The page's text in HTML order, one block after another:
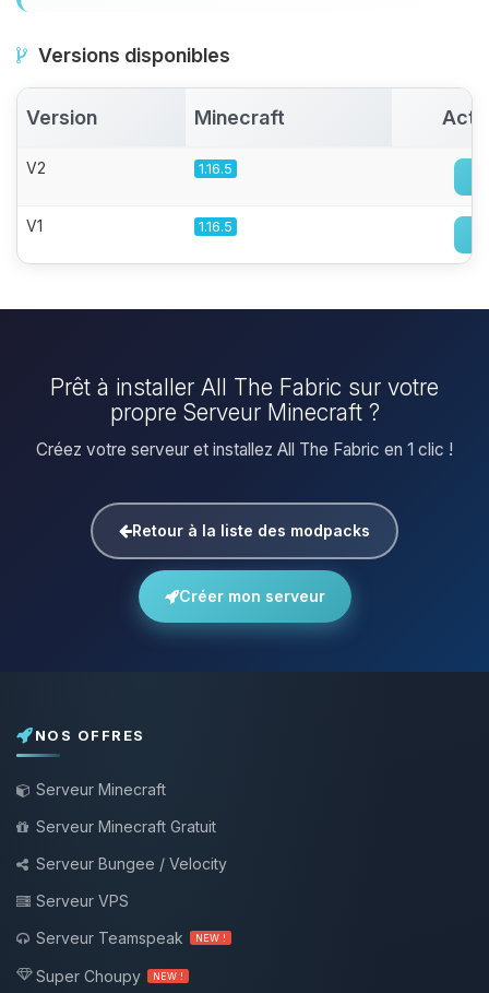
Versions disponibles
Version Minecraft
V2 1.16.5
V1 1.16.5
Prêt à installer All The Fabric sur votre
propre Serveur Minecraft ?
Créez votre serveur et installez All The Fabric en 1 clic !
Retour à la liste des modpacks
Créer mon serveur
NOS OFFRES
Serveur Minecraft
Serveur Minecraft Gratuit
Serveur Bungee / Velocity
Serveur VPS
Serveur Teamspeak
NEW !
Super Choupy NEW !